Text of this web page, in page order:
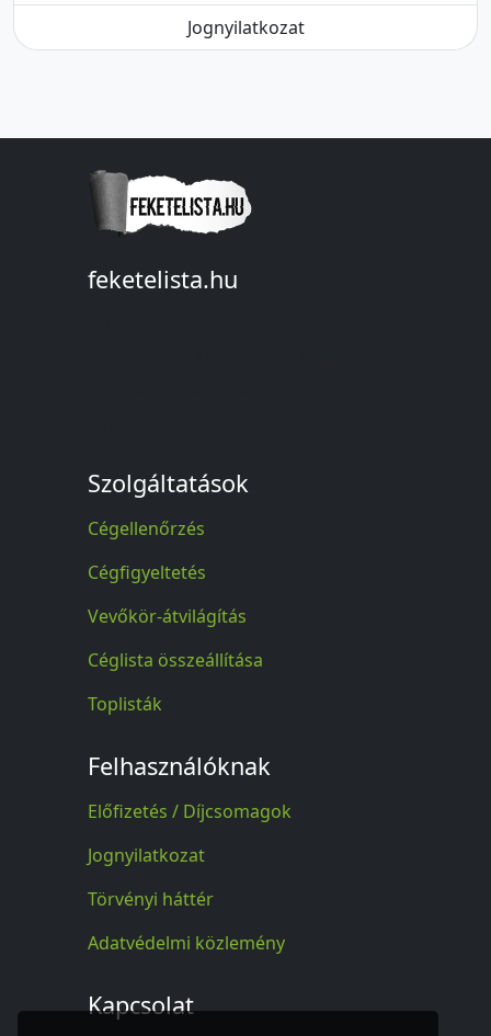
Jognyilatkozat
feketelista.hu
Szolgáltatások
Cégellenőrzés
Cégfigyeltetés
Vevőkör-átvilágítás
Céglista összeállítása
Toplisták
Felhasználóknak
Előfizetés / Díjcsomagok
Jognyilatkozat
Törvényi háttér
Adatvédelmi közlemény
Kapcsolat